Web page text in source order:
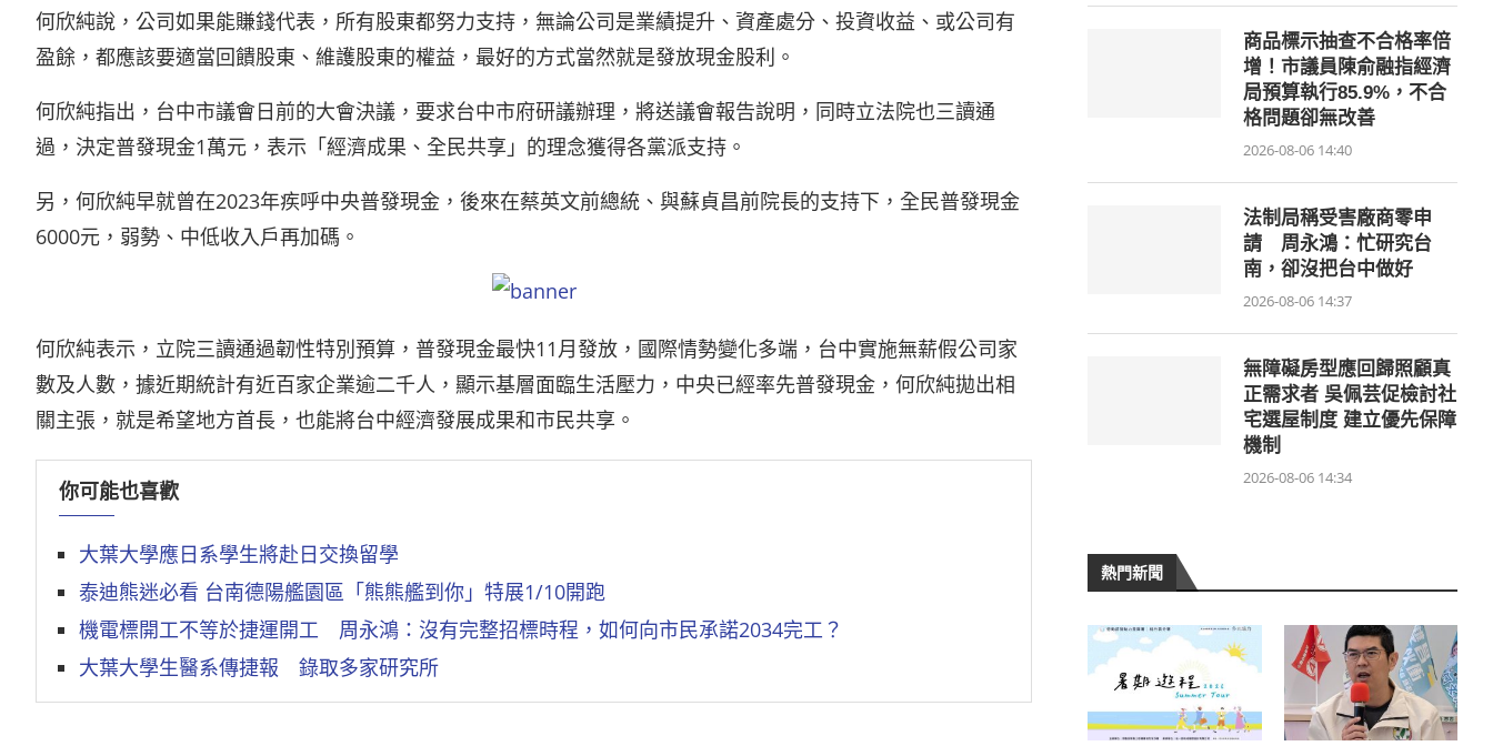
何欣純說，公司如果能賺錢代表，所有股東都努力支持，無論公司是業績提升、資產處分、投資收益、或公司有
盈餘，都應該要適當回饋股東、維護股東的權益，最好的方式當然就是發放現金股利。
何欣純指出，台中市議會日前的大會決議，要求台中市府研議辦理，將送議會報告說明，同時立法院也三讀通
過，決定普發現金1萬元，表示「經濟成果、全民共享」的理念獲得各黨派支持。
另，何欣純早就曾在2023年疾呼中央普發現金，後來在蔡英文前總統、與蘇貞昌前院長的支持下，全民普發現金
6000元，弱勢、中低收入戶再加碼。
何欣純表示，立院三讀通過韌性特別預算，普發現金最快11月發放，國際情勢變化多端，台中實施無薪假公司家
數及人數，據近期統計有近百家企業逾二千人，顯示基層面臨生活壓力，中央已經率先普發現金，何欣純拋出相
關主張，就是希望地方首長，也能將台中經濟發展成果和市民共享。
你可能也喜歡
大葉大學應日系學生將赴日交換留學
泰迪熊迷必看 台南德陽艦園區「熊熊艦到你」特展1/10開跑
機電標開工不等於捷運開工 周永鴻：沒有完整招標時程，如何向市民承諾2034完工？
大葉大學生醫系傳捷報 錄取多家研究所
商品標示抽查不合格率倍
增！市議員陳俞融指經濟
局預算執行85.9%，不合
格問題卻無改善
2026-08-06 14:40
法制局稱受害廠商零申
請 周永鴻：忙研究台
南，卻沒把台中做好
2026-08-06 14:37
無障礙房型應回歸照顧真
正需求者 吳佩芸促檢討社
宅選屋制度 建立優先保障
機制
2026-08-06 14:34
熱門新聞